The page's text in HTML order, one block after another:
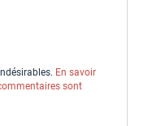
En savoir
sont